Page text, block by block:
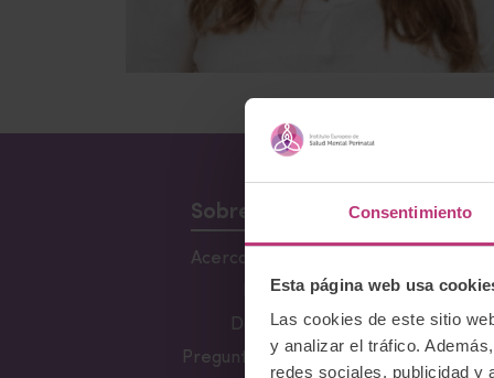
Consentimiento
Esta página web usa
Las cookies de este sitio
y analizar el tráfico.
redes sociales, publicidad y
Sobre Nosotros
Acerca del Instituto
Equipo
Docentes
Preguntas frecuentes